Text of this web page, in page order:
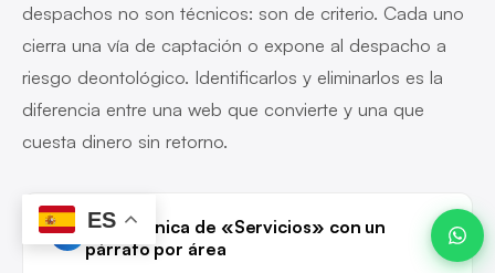
despachos no son técnicos: son de criterio. Cada uno
cierra una vía de captación o expone al despacho a
riesgo deontológico. Identificarlos y eliminarlos es la
diferencia entre una web que convierte y una que
cuesta dinero sin retorno.
1
Página única de «Servicios» con un
párrafo por área
ES